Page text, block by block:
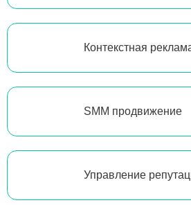
Контекстная
SMM продвижение
Управление